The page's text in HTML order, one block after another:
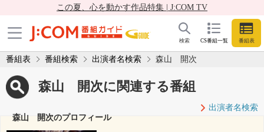
この夏、心を動かす作品特集 | J:COM TV
CS番組一覧 番組表
検索
番組表 番組検索 出演者名検索 森山 開次
森山 開次に関連する番組
出演者名検索
森山 開次のプロフィール